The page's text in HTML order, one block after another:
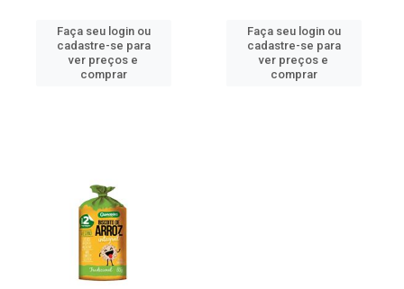
Faça seu login ou
cadastre-se para
ver preços e
comprar
Faça seu login ou
cadastre-se para
ver preços e
comprar